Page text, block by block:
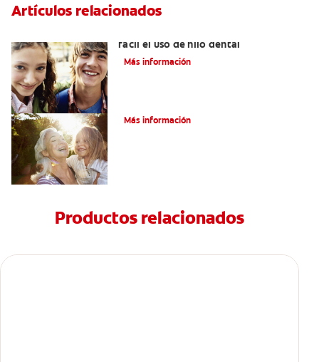
Artículos relacionados
fácil el uso de hilo dental
Más información
Más información
Productos relacionados